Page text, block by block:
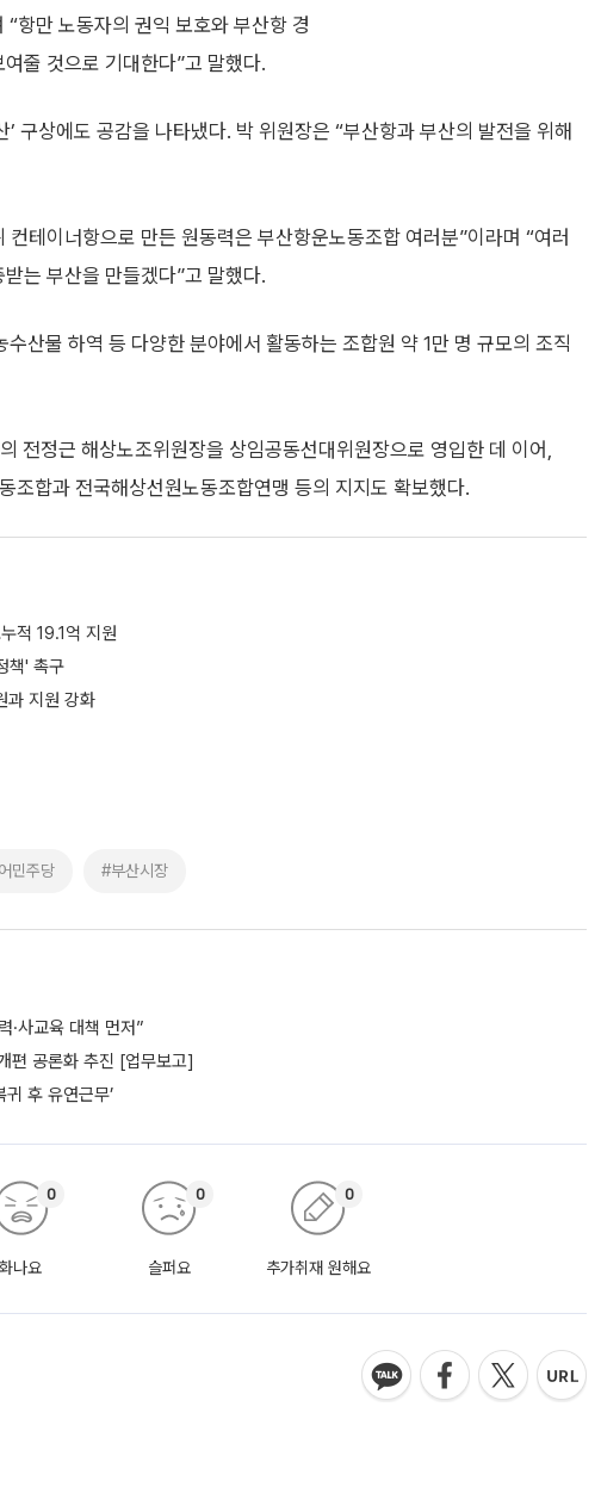
항만 노동자의 권익 보호와 부산항 경
줄 것으로 기대한다”고 말했다.
구상에도 공감을 나타냈다. 박 위원장은 “부산항과 부산의 발전을 위해
테이너항으로 만든 원동력은 부산항운노동조합 여러분”이라며 “여러
는 부산을 만들겠다”고 말했다.
수산물 하역 등 다양한 분야에서 활동하는 조합원 약 1만 명 규모의 조직
전정근 해상노조위원장을 상임공동선대위원장으로 영입한 데 이어,
조합과 전국해상선원노동조합연맹 등의 지지도 확보했다.
적 19.1억 지원
책' 촉구
과 지원 강화
민주당 #부산시장
·사교육 대책 먼저”
편 공론화 추진 [업무보고]
후 유연근무’
화나요
0
슬퍼요
0
추가취재 원해요
0